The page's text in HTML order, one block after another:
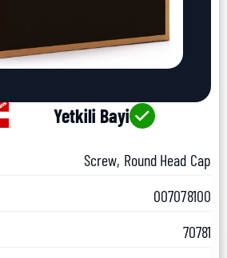
Yetkili Bayi
Screw, Round Head Cap
007078100
70781